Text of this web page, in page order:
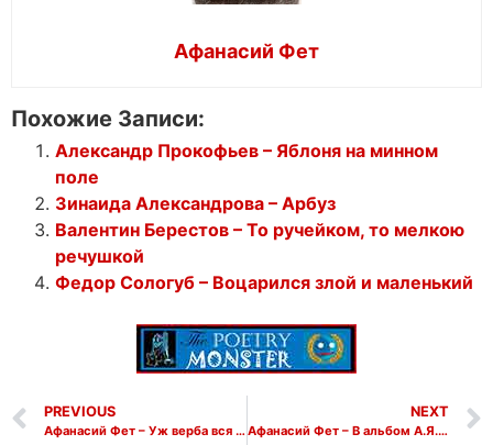
Афанасий Фет
Похожие Записи:
Александр Прокофьев – Яблоня на минном
поле
Зинаида Александрова – Арбуз
Валентин Берестов – То ручейком, то мелкою
речушкой
Федор Сологуб – Воцарился злой и маленький
PREVIOUS
Афанасий Фет – Уж верба вся пушистая
NEXT
Афанасий Фет – В альбом А.Я. Марченко (Стихом простым, стихом случайным)